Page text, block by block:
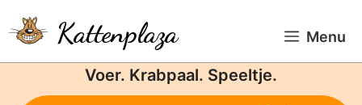
naar
de
Kattenplaza Menu
Voer. Krabpaal. Speeltje.